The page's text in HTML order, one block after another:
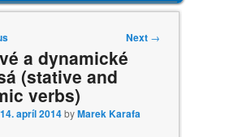
Next →
a dynamické
(stative and
verbs)
14. apríl 2014byMarek Karafa